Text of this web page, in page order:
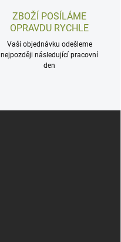
ZBOŽÍ POSÍLÁME
OPRAVDU RYCHLE
Vaši objednávku odešleme
nejpozději následující pracovní
den